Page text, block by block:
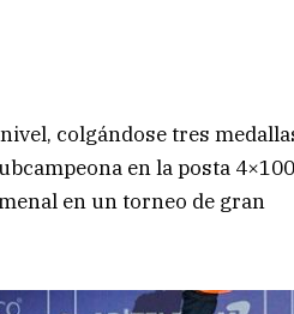
colgándose tres
en la posta 4×100
en un torneo de gran